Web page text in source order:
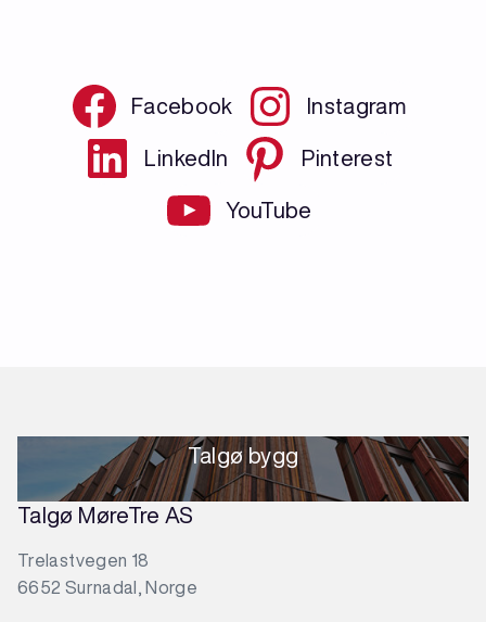
Facebook Instagram
LinkedIn Pinterest
YouTube
Talgø bygg
Talgø MøreTre AS
Trelastvegen 18
6652 Surnadal, Norge